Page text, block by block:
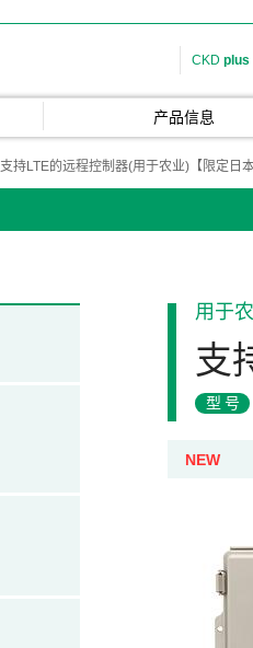
CKD plus
产品信息
支持LTE的远程控制器(用于农业)【限定日
用于
支
型号
NEW